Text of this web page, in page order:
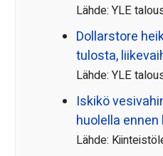
Lähde: YLE
Dollarstore
tulosta,
Lähde: YLE
Iskikö
huolella
Lähde: